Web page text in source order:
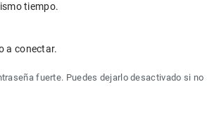
fuerte. Puedes dejarlo desactivado si